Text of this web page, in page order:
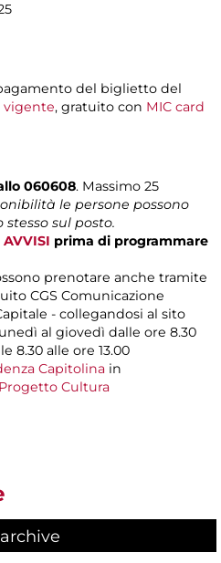
del biglietto del
vigente, gratuito con MIC card
060608. Massimo 25
le persone possono
sul posto.
AVVISI prima di programmare
prenotare anche tramite
CGS Comunicazione
- collegandosi al sito
al giovedì dalle ore 8.30
8.30 alle ore 13.00
Capitolina in
Cultura